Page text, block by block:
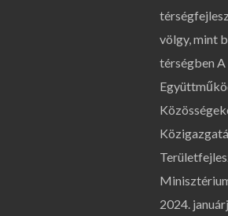
völgy, mint
térségben
2024.